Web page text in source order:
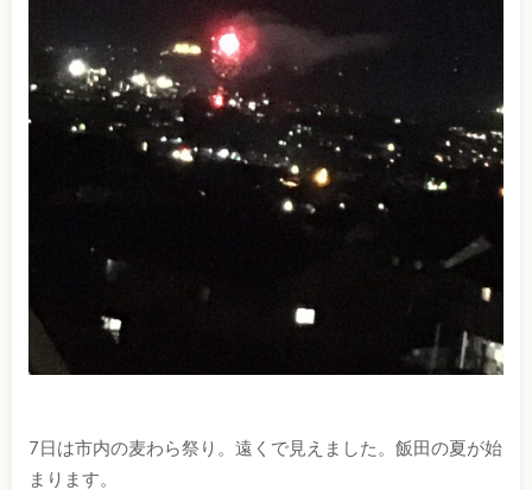
7日は市内の麦わら祭り。遠くで見えました。飯田の夏が始
まります。